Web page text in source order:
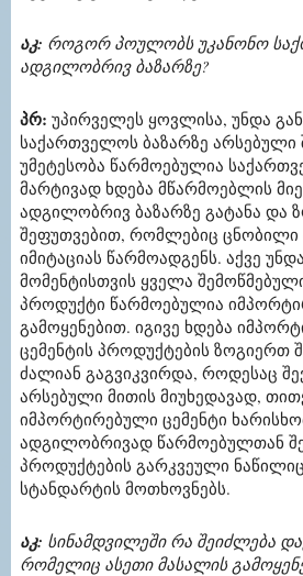
აკ: როგორ პოულობს უკანონო
ადგილობრივ ბაზარზე?
პრ: უპირველეს ყოვლისა, უნდა
საქართველოს ბაზარზე არსებული
უმეტესობა წარმოებულია
მარტივად ხდება მწარმოებლის
ადგილობრივ ბაზარზე გატანა და
შეფუთვებით, რომლებიც ცნობილი
იმიტაციას წარმოადგენს. აქვე
მომენტისთვის ყველა
პროდუქტი წარმოებულია
გამოყენებით. იგივე ხდება
ცემენტის პროდუქტების ზოგიერთ
ძალიან გაგვიკვირდა, როდესაც
არსებული მითის მიუხედავად,
იმპორტირებული ცემენტი
ადგილობრივად წარმოებულთან
პროდუქტების გარკვეული
სტანდარტის მოთხოვნებს.
აკ: სინამდვილეში რა შეიძლება
რომელიც ასეთი მასალის